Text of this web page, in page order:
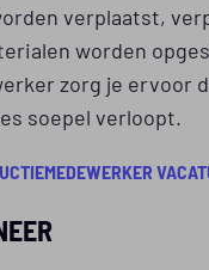
verplaatst,
worden
zorg je ervoor
soepel verloopt.